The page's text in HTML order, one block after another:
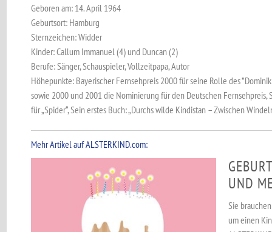
Geboren am: 14. April 1964
Geburtsort: Hamburg
Sternzeichen: Widder
Kinder: Callum Immanuel (4) und Duncan (2)
Berufe: Sänger, Schauspieler, Vollzeitpapa, Autor
Höhepunkte: Bayerischer Fernsehpreis 2000 für seine Rolle des
sowie 2000 und 2001 die Nominierung für den Deutschen Fernsehpreis,
für „Spider“, Sein erstes Buch: „Durchs wilde Kindistan – Zwischen
Mehr Artikel auf ALSTERKIND.com:
UND
Sie
um einen